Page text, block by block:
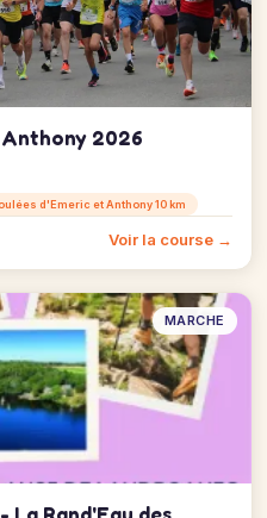
Anthony 2026
d'Emeric et Anthony 10 km
Voir la course →
MARCHE